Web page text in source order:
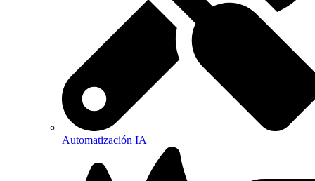
Automatización IA